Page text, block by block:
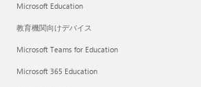
Microsoft Education
教育機関向けデバイス
Microsoft Teams for Education
Microsoft 365 Education